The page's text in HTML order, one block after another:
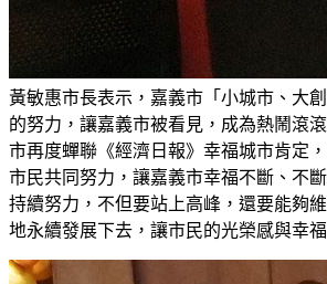
黃敏惠市長表示，嘉義市「小城市、大
的努力，讓嘉義市被看見，成為熱鬧滾
市再度蟬聯《經濟日報》幸福城市肯定
市民共同努力，讓嘉義市幸福不斷、不
持續努力，不但要站上高峰，還要能夠
地永續發展下去，讓市民的光榮感與幸